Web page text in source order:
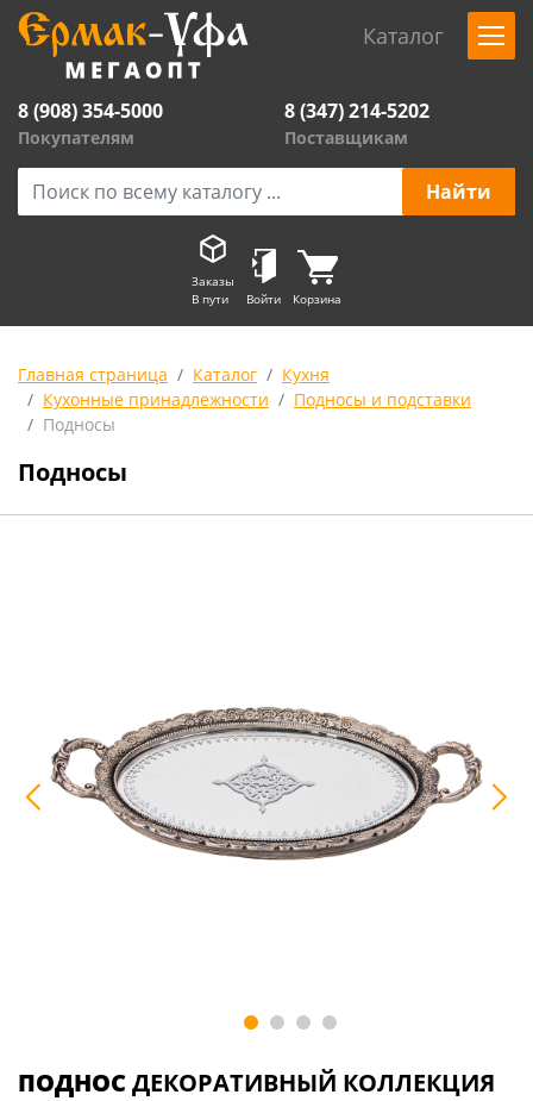
Каталог
8 (908) 354-5000
Покупателям
8 (347) 214-5202
Поставщикам
Заказы
В пути
Войти Корзина
Главная страница Каталог
Кухня
Кухонные принадлежности
Подносы и подставки
Подносы
Подносы
ПОДНОСДЕКОРАТИВНЫЙ КОЛЛЕКЦИЯ